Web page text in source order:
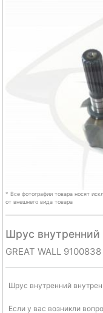
* Все фотографии товара носят
от внешнего вида товара
Шрус внутренний
GREAT WALL 9100838
Шрус внутренний
Если у вас возникли